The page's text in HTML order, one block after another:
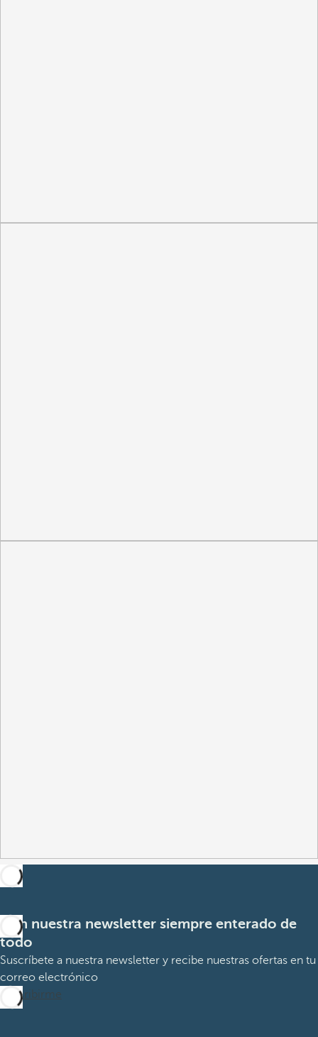
Con nuestra newsletter siempre enterado de
todo
Suscríbete a nuestra newsletter y recibe nuestras ofertas en tu
correo electrónico
Suscribirme